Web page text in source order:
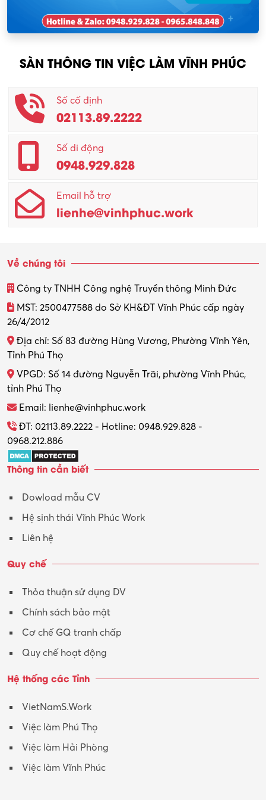
Nhân viên thu mua
Nhân viên CSKH
Phục vụ khác
Promotion Girl (PG)
Quản lý – Giám đốc
Quản lý chất lượng – QC
Quản lý sản xuất
Quản trị kinh doanh
Thiết kế nội thất
Thợ máy – Ô tô – Xe máy
Thực tập
Tổ chức sự kiện – Quà tặng
Trợ lý
Tư vấn
Tư vấn – Kiến trúc
Y tế-Dược
KCN Tam Dương
SÀN THÔNG TIN VIỆC LÀM VĨNH PHÚC
Số cố định
02113.89.2222
Số di động
0948.929.828
Email hỗ trợ
lienhe@vinhphuc.work
Về chúng tôi
Công ty TNHH Công nghệ Truyền thông Minh Đức
MST: 2500477588 do Sở KH&ĐT Vĩnh Phúc cấp ngày
26/4/2012
Địa chỉ: Số 83 đường Hùng Vương, Phường Vĩnh Yên,
Tỉnh Phú Thọ
VPGD: Số 14 đường Nguyễn Trãi, phường Vĩnh Phúc,
tỉnh Phú Thọ
Email: lienhe@vinhphuc.work
ĐT: 02113.89.2222 - Hotline: 0948.929.828 -
0968.212.886
Thông tin cần biết
Dowload mẫu CV
Hệ sinh thái Vĩnh Phúc Work
Liên hệ
Quy chế
Thỏa thuận sử dụng DV
Chính sách bảo mật
Cơ chế GQ tranh chấp
Quy chế hoạt động
Hệ thống các Tỉnh
VietNamS.Work
Việc làm Phú Thọ
Việc làm Hải Phòng
Việc làm Vĩnh Phúc